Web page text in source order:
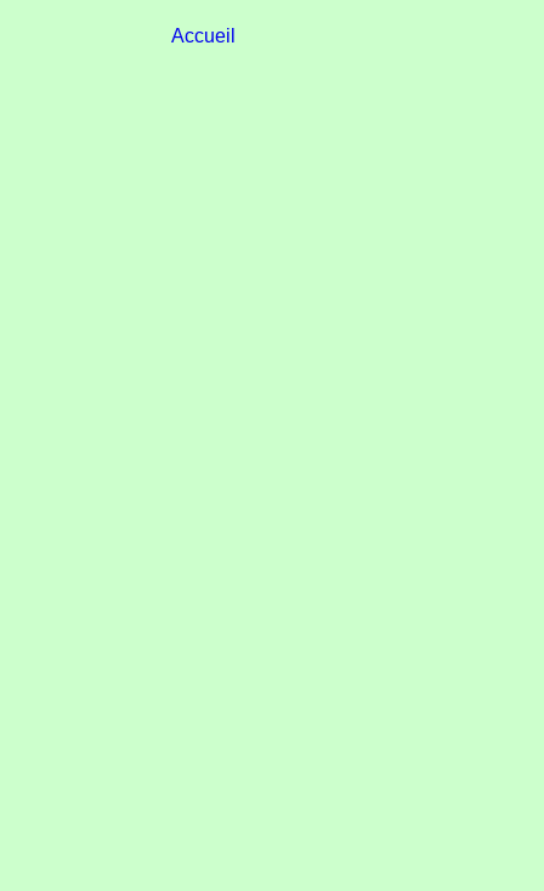
Accueil